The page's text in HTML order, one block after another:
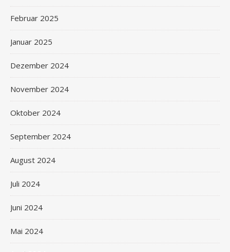
Februar 2025
Januar 2025
Dezember 2024
November 2024
Oktober 2024
September 2024
August 2024
Juli 2024
Juni 2024
Mai 2024